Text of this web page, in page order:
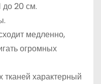
до 20 см.
медленно,
огромных
тканей характерный